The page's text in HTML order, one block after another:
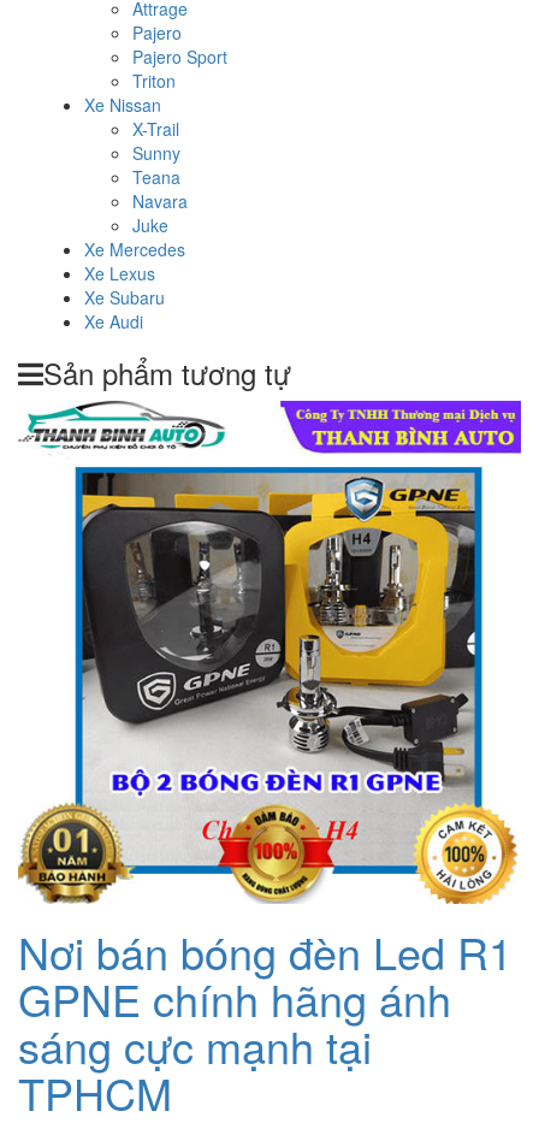
Attrage
Pajero
Pajero Sport
Triton
Xe Nissan
X-Trail
Sunny
Teana
Navara
Juke
Xe Mercedes
Xe Lexus
Xe Subaru
Xe Audi
Sản phẩm tương tự
Nơi bán bóng đèn Led R1
GPNE chính hãng ánh
sáng cực mạnh tại
TPHCM